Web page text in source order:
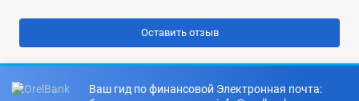
Ваш гид по финансовой Электронная почта: